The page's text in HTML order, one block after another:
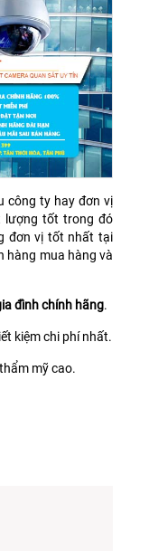
công ty hay đơn vị
lượng tốt trong đó
đơn vị tốt nhất tại
hàng mua hàng và
đình chính hãng.
kiệm chi phí nhất.
mỹ cao.